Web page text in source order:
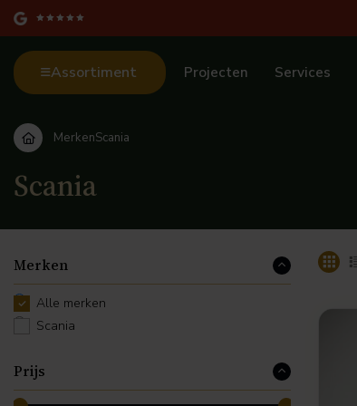
Assortiment Projecten Services
MerkenScania
Scania
Merken
Alle merken
Scania
Prijs